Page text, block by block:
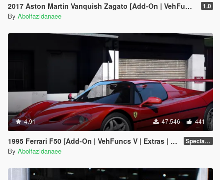
2017 Aston Martin Vanquish Zagato [Add-On | VehFuncsV | Template] 1.0
By Abolfazldanaee
4.91 47.546 441
1995 Ferrari F50 [Add-On | VehFuncs V | Extras | Template] Special Version
By Abolfazldanaee